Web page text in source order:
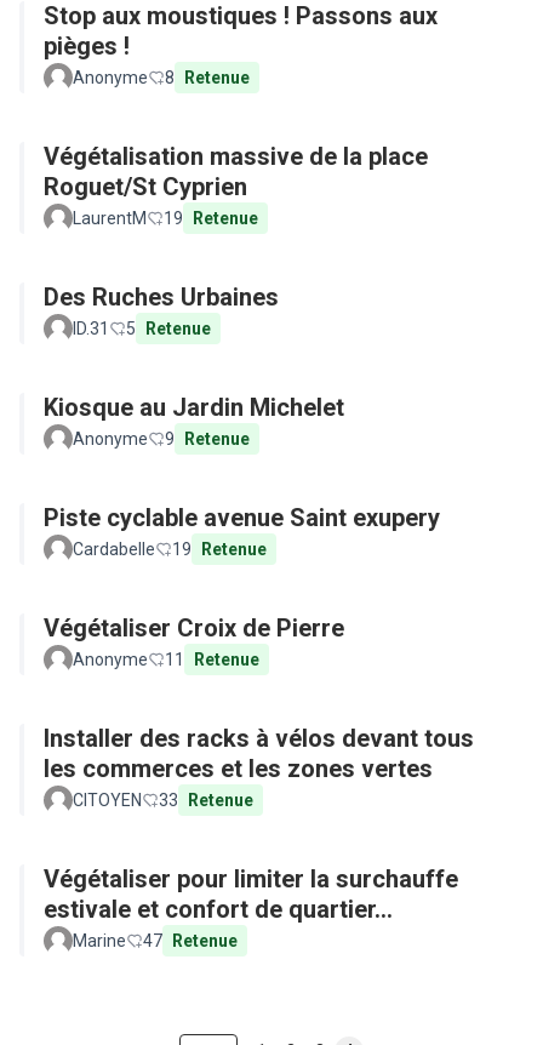
Stop aux moustiques ! Passons aux
pièges !
Anonyme 8 Retenue
Végétalisation massive de la place
Roguet/St Cyprien
LaurentM 19 Retenue
Des Ruches Urbaines
ID.31 5 Retenue
Kiosque au Jardin Michelet
Anonyme 9 Retenue
Piste cyclable avenue Saint exupery
Cardabelle 19 Retenue
Végétaliser Croix de Pierre
Anonyme 11 Retenue
Installer des racks à vélos devant tous
les commerces et les zones vertes
CITOYEN 33 Retenue
Végétaliser pour limiter la surchauffe
estivale et confort de quartier...
Marine 47 Retenue